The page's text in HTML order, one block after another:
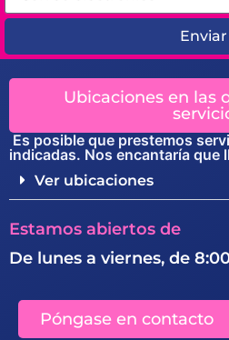
Enviar
Ubicaciones en las
Es posible que prestemos
indicadas. Nos encantaría que
Ver ubicaciones
Estamos abiertos de
De lunes a viernes, de
Póngase en contacto